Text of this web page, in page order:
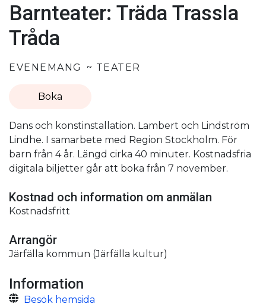
Barnteater: Träda Trassla
Tråda
EVENEMANG TEATER
Boka
Dans och konstinstallation. Lambert och Lindström
Lindhe. I samarbete med Region Stockholm. För
barn från 4 år. Längd cirka 40 minuter. Kostnadsfria
digitala biljetter går att boka från 7 november.
Kostnad och information om anmälan
Kostnadsfritt
Arrangör
Järfälla kommun (Järfälla kultur)
Information
Besök hemsida